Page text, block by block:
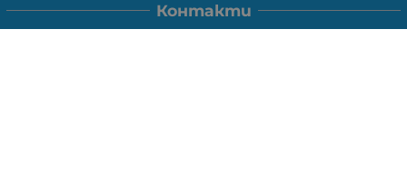
Контакти